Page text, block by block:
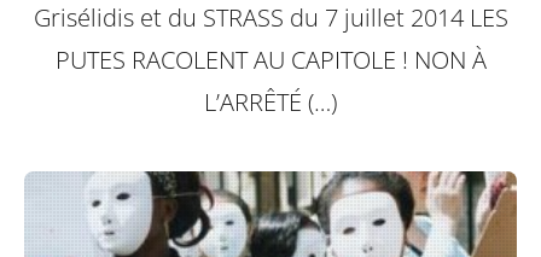
Grisélidis et du STRASS du 7 juillet 2014 LES
PUTES RACOLENT AU CAPITOLE ! NON À
L’ARRÊTÉ (…)